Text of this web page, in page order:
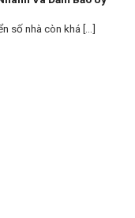
số nhà còn khá [...]